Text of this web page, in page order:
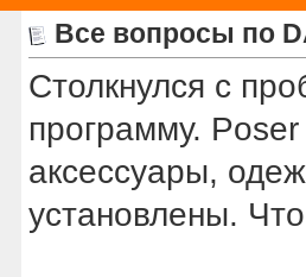
Все вопросы по
Столкнулся с
программу.
аксессуары,
установлены.